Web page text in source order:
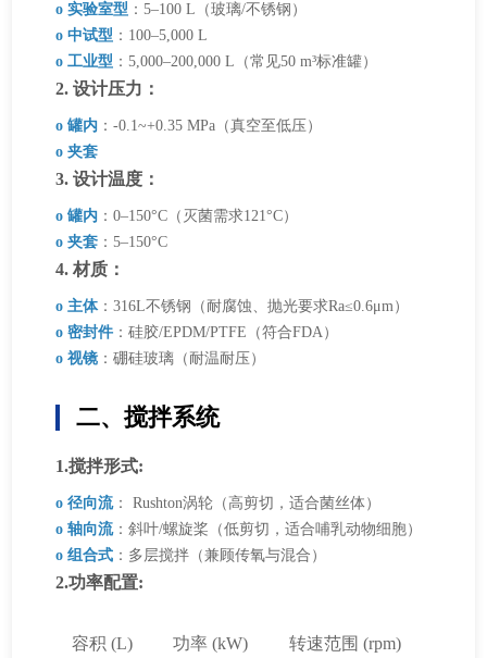
o 实验室型 ：5–100 L（玻璃/不锈钢）
o 中试型 ：100–5,000 L
o 工业型 ：5,000–200,000 L（常见50 m³标准罐）
2. 设计压力：
o 罐内 ：-0.1~+0.35 MPa（真空至低压）
o 夹套
3. 设计温度：
o 罐内 ：0–150°C（灭菌需求121°C）
o 夹套 ：5–150°C
4. 材质：
o 主体：316L不锈钢（耐腐蚀、抛光要求Ra≤0.6μm）
o 密封件 ：硅胶/EPDM/PTFE（符合FDA）
o 视镜 ：硼硅玻璃（耐温耐压）
二、搅拌系统
1.搅拌形式:
o 径向流： Rushton涡轮（高剪切，适合菌丝体）
o 轴向流：斜叶/螺旋桨（低剪切，适合哺乳动物细胞）
o 组合式 ：多层搅拌（兼顾传氧与混合）
2.功率配置:
容积 (L) 功率 (kW) 转速范围 (rpm)